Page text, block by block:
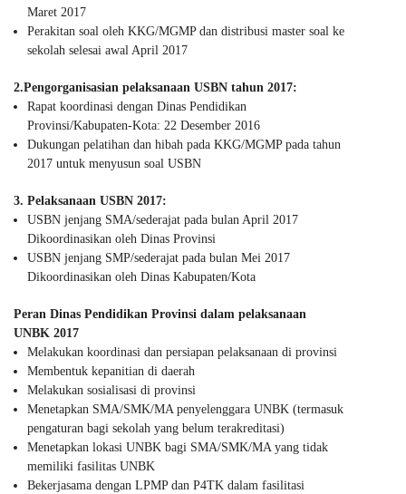
Maret 2017
Perakitan soal oleh KKG/MGMP dan distribusi master soal ke
sekolah selesai awal April 2017
2.Pengorganisasian pelaksanaan USBN tahun 2017:
Rapat koordinasi dengan Dinas Pendidikan
Provinsi/Kabupaten-Kota: 22 Desember 2016
Dukungan pelatihan dan hibah pada KKG/MGMP pada tahun
2017 untuk menyusun soal USBN
3. Pelaksanaan USBN 2017:
USBN jenjang SMA/sederajat pada bulan April 2017
Dikoordinasikan oleh Dinas Provinsi
USBN jenjang SMP/sederajat pada bulan Mei 2017
Dikoordinasikan oleh Dinas Kabupaten/Kota
Peran Dinas Pendidikan Provinsi dalam pelaksanaan
UNBK 2017
Melakukan koordinasi dan persiapan pelaksanaan di provinsi
Membentuk kepanitian di daerah
Melakukan sosialisasi di provinsi
Menetapkan SMA/SMK/MA penyelenggara UNBK (termasuk
pengaturan bagi sekolah yang belum terakreditasi)
Menetapkan lokasi UNBK bagi SMA/SMK/MA yang tidak
memiliki fasilitas UNBK
Bekerjasama dengan LPMP dan P4TK dalam fasilitasi